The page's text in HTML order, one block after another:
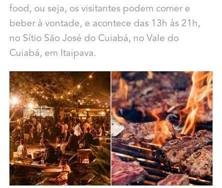
food, ou seja, os visitantes podem comer e
beber à vontade, e acontece das 13h às 21h,
no Sítio São José do Cuiabá, no Vale do
Cuiabá, em Itaipava.